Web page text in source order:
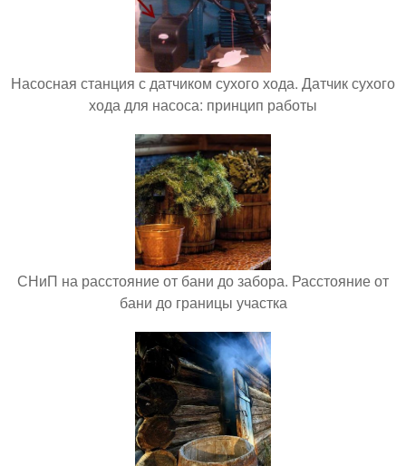
Насосная станция с датчиком сухого хода. Датчик сухого
хода для насоса: принцип работы
СНиП на расстояние от бани до забора. Расстояние от
бани до границы участка